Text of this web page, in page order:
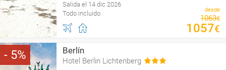
Salida el 14 dic 2026
Todo incluido
desde
1063€
1057€
5 Berlín
Hotel Berlin Lichtenberg